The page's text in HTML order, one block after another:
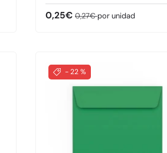
Precio de venta
0,25€ Precio normal
0,27€por unidad
- 22 %